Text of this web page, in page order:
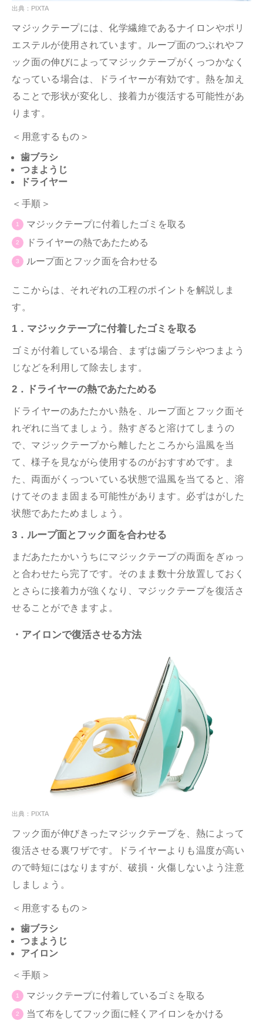
出典：PIXTA
マジックテープには、化学繊維であるナイロンやポリ
エステルが使用されています。ループ面のつぶれやフ
ック面の伸びによってマジックテープがくっつかなく
なっている場合は、ドライヤーが有効です。熱を加え
ることで形状が変化し、接着力が復活する可能性があ
ります。
＜用意するもの＞
歯ブラシ
つまようじ
ドライヤー
＜手順＞
マジックテープに付着したゴミを取る
ドライヤーの熱であたためる
ループ面とフック面を合わせる
ここからは、それぞれの工程のポイントを解説しま
す。
1．マジックテープに付着したゴミを取る
ゴミが付着している場合、まずは歯ブラシやつまよう
じなどを利用して除去します。
2．ドライヤーの熱であたためる
ドライヤーのあたたかい熱を、ループ面とフック面そ
れぞれに当てましょう。熱すぎると溶けてしまうの
で、マジックテープから離したところから温風を当
て、様子を見ながら使用するのがおすすめです。ま
た、両面がくっついている状態で温風を当てると、溶
けてそのまま固まる可能性があります。必ずはがした
状態であたためましょう。
3．ループ面とフック面を合わせる
まだあたたかいうちにマジックテープの両面をぎゅっ
と合わせたら完了です。そのまま数十分放置しておく
とさらに接着力が強くなり、マジックテープを復活さ
せることができますよ。
・アイロンで復活させる方法
出典：PIXTA
フック面が伸びきったマジックテープを、熱によって
復活させる裏ワザです。ドライヤーよりも温度が高い
ので時短にはなりますが、破損・火傷しないよう注意
しましょう。
＜用意するもの＞
歯ブラシ
つまようじ
アイロン
＜手順＞
マジックテープに付着しているゴミを取る
当て布をしてフック面に軽くアイロンをかける